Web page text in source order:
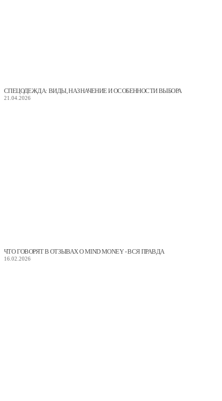
СПЕЦОДЕЖДА: ВИДЫ, НАЗНАЧЕНИЕ И ОСОБЕННОСТИ ВЫБОРА
21.04.2026
ЧТО ГОВОРЯТ В ОТЗЫВАХ О MIND MONEY - ВСЯ ПРАВДА
16.02.2026